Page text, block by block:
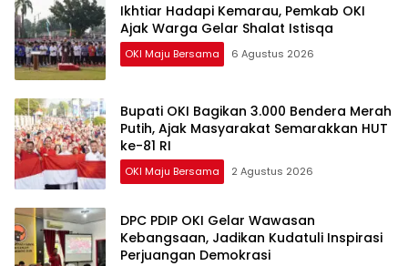
Ikhtiar Hadapi Kemarau, Pemkab OKI
Ajak Warga Gelar Shalat Istisqa
OKI Maju Bersama 6 Agustus 2026
Bupati OKI Bagikan 3.000 Bendera Merah
Putih, Ajak Masyarakat Semarakkan HUT
ke-81 RI
OKI Maju Bersama 2 Agustus 2026
DPC PDIP OKI Gelar Wawasan
Kebangsaan, Jadikan Kudatuli Inspirasi
Perjuangan Demokrasi